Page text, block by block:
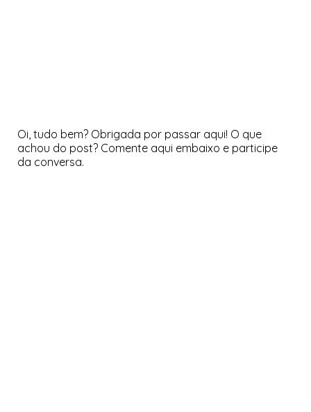
Oi, tudo bem? Obrigada por passar aqui! O que
achou do post? Comente aqui embaixo e participe
da conversa.